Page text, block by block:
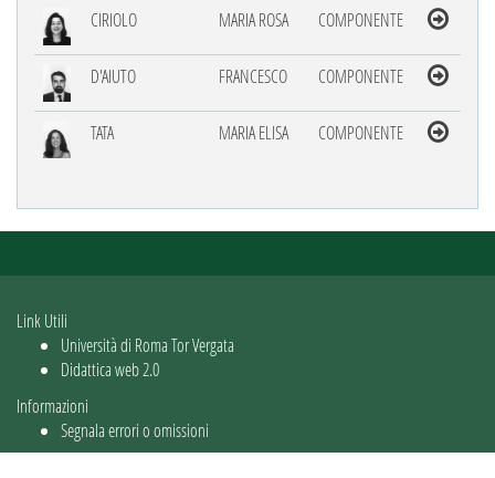
CIRIOLO
MARIA ROSA COMPONENTE
D'AIUTO FRANCESCO COMPONENTE
TATA MARIA ELISA COMPONENTE
Link Utili
Università di Roma Tor Vergata
Didattica web 2.0
Informazioni
Segnala errori o omissioni